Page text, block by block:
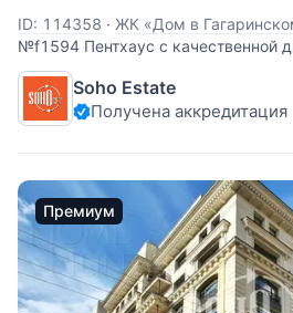
ID: 114358 · ЖК «Дом в
№f1594 Пентхаус с качественной
(использовались только
эксклюзивной мебелью. Гостиная,
кухня. Балконы. Высота потолка
Soho Estate
Получена аккредитация
Премиум